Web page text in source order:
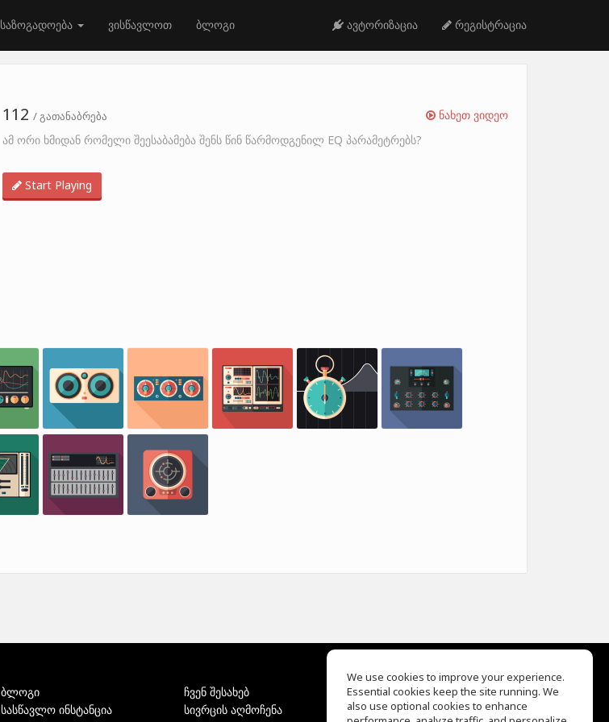
საზოგადოება ვისწავლოთ ბლოგი ავტორიზაცია რეგისტრაცია
ნახეთ ვიდეო
112 / გათანაბრება
ამ ორი ხმიდან რომელი შეესაბამება შენს წინ წარმოდგენილ EQ პარამეტრებს?
Start Playing
ბლოგი
სასწავლო ინსტანცია
ჩვენ შესახებ
სივრცის აღმოჩენა
EQ Ear Training
Drum Machine
We use cookies to improve your experience.
Essential cookies keep the site running. We
also use optional cookies to enhance